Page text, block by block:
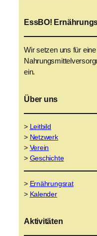
EssBO!
Wir setzen uns für
ein.
Über uns
> Leitbild
> Netzwerk
> Verein
> Geschichte
> Ernährungsrat
> Kalender
Aktivitäten